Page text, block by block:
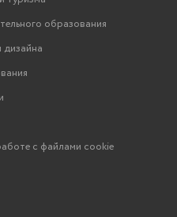
образования
дизайна
с файлами cookie